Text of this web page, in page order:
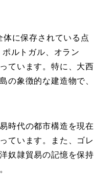
体に保存されている点
ルトガル、オラン
ています。特に、大西
の象徴的な建造物で、
時代の都市構造を現在
ています。また、ゴレ
奴隷貿易の記憶を保持